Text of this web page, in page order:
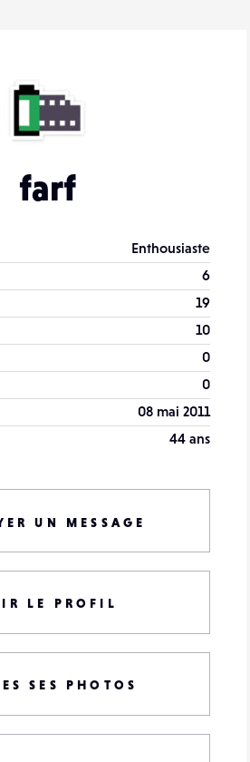
farf
Enthousiaste
6
19
10
0
0
08 mai 2011
44 ans
UN MESSAGE
LE PROFIL
SES PHOTOS